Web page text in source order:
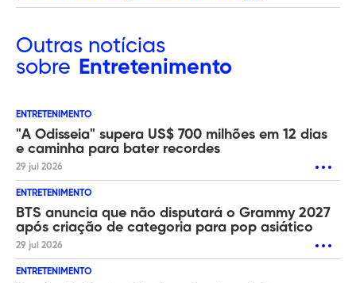
Outras notícias
sobre Entretenimento
ENTRETENIMENTO
"A Odisseia" supera US$ 700 milhões em 12 dias
e caminha para bater recordes
29 jul 2026
ENTRETENIMENTO
BTS anuncia que não disputará o Grammy 2027
após criação de categoria para pop asiático
29 jul 2026
ENTRETENIMENTO